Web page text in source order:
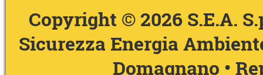
Copyright © 2026 S.E.A.
Sicurezza Energia
Domagnano •